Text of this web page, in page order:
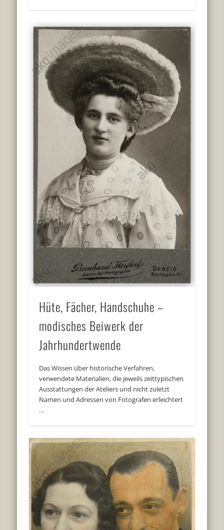
Hüte, Fächer, Handschuhe –
modisches Beiwerk der
Jahrhundertwende
Das Wissen über historische Verfahren,
verwendete Materialien, die jeweils zeittypischen
Ausstattungen der Ateliers und nicht zuletzt
Namen und Adressen von Fotografen erleichtert
…